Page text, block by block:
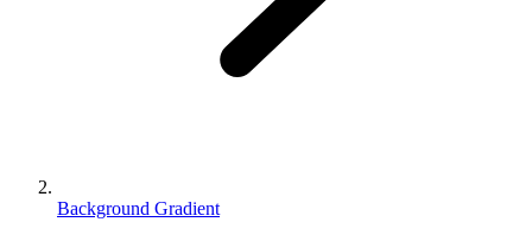
Background Gradient